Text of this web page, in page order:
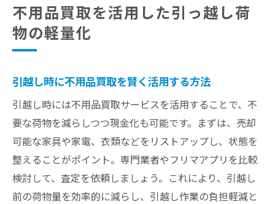
不用品買取を活用した引っ越し荷
物の軽量化
引越し時に不用品買取を賢く活用する方法
引越し時には不用品買取サービスを活用することで、不
要な荷物を減らしつつ現金化も可能です。まずは、売却
可能な家具や家電、衣類などをリストアップし、状態を
整えることがポイント。専門業者やフリマアプリを比較
検討して、査定を依頼しましょう。これにより、引越し
前の荷物量を効率的に減らし、引越し作業の負担軽減と